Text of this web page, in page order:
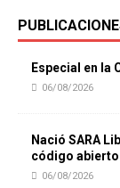
Especial en la
06/08/2026
Nació SARA
código abierto
06/08/2026